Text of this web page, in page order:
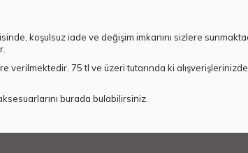
koşulsuz iade ve değişim imkanını sizlere
verilmektedir. 75 tl ve üzeri tutarında ki
burada bulabilirsiniz.